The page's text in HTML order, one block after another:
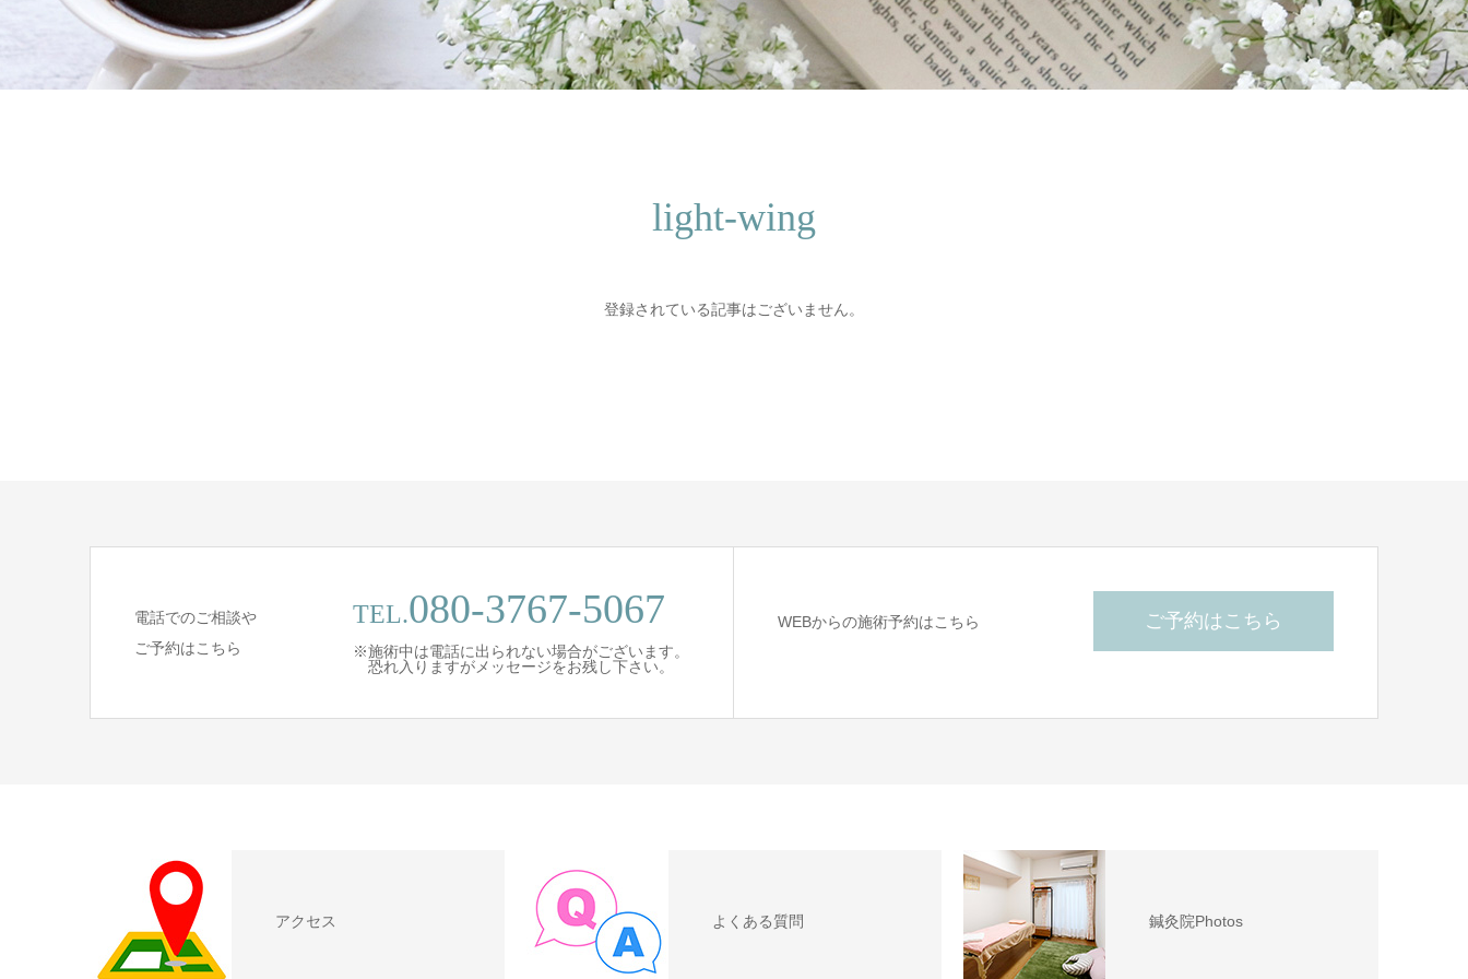
light-wing
登録されている記事はございません。
電話でのご相談や
ご予約はこちら
TEL.080-3767-5067
※施術中は電話に出られない場合がございます。
恐れ入りますがメッセージをお残し下さい。
WEBからの施術予約はこちら ご予約はこちら
アクセス よくある質問 鍼灸院Photos